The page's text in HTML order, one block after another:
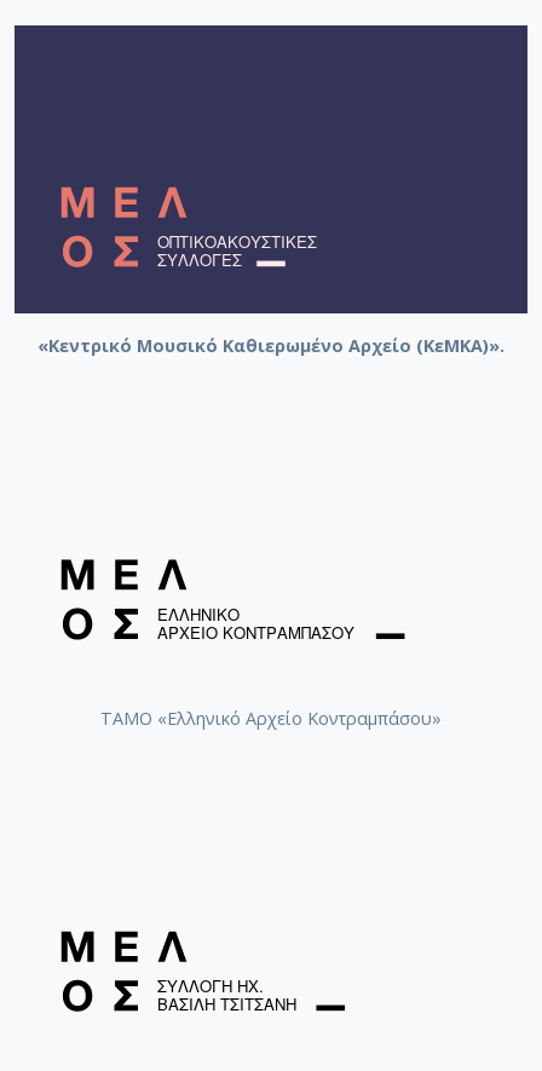
«Κεντρικό Μουσικό Καθιερωμένο Αρχείο (ΚεΜΚΑ)».
ΤΑΜΟ «Ελληνικό Αρχείο Κοντραμπάσου»